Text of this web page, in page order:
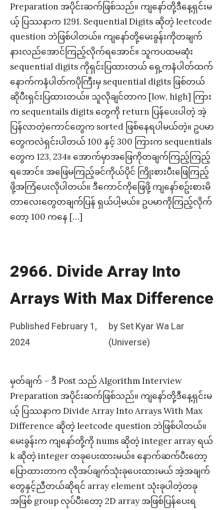
Preparation အပိုင်းဆက်ဖြစ်သည်။ ကျနော်တို့ဒီနေ့ရှင်းမ
ယ့် ပြဿနာက 1291. Sequential Digits ဆိုတဲ့ leetcode
question ဘဲဖြစ်ပါတယ်။ ကျနော်တို့မေးခွန်းကိုတချက်
နားလည်အောင်ကြည့်လိုက်ရအောင်။ သူကပထမဆုံး
sequential digits ကိုရှင်းပြထားတယ် ရှေ့ကနံပါတ်ထက်
နောက်ကနံပါတ်ကပိုကြီးမှ sequential digits ဖြစ်တယ်
ဆိုပီးရှင်းပြထားတယ်။ သူလိုချင်တာက [low, high] ကြား
က sequentails digits တွေကို return ပြန်ပေးပါတဲ့ အဲ့
ပြန်လာတဲ့ကောင်တွေက sorted ဖြစ်နေရပါမယ်တဲ့။ ဥပမာ
တွေကလဲရှင်းပါတယ် 100 နှင့် 300 ကြားက sequentials
တွေက 123, 234။ အောက်မှာအဖြေကိုတချက်ကြည့်ကြည့်
ရအောင်။ အဖြေမကြည့်ခင်ကိုယ်ပိုင် ကြိုးစားပီးဖြေကြည့်
ဖို့အကြံပေးလိုပါတယ်။ ဒီကောင်ကိုဖြေဖို့ ကျနော်စဥ်းစားမိ
တာလေးတွေတချက်ပြန် ရှယ်ပါ့မယ်။ ဥပမာကိုကြည့်လိုက်
တော့ 100 ကနေ […]
2966. Divide Array Into
Arrays With Max Difference
Posted
on
Published February 1,
2024
bySet Kyar Wa Lar
(Universe)
မှတ်ချက် – ဒီ Post သည် Algorithm Interview
Preparation အပိုင်းဆက်ဖြစ်သည်။ ကျနော်တို့ဒီနေ့ရှင်းမ
ယ့် ပြဿနာက Divide Array Into Arrays With Max
Difference ဆိုတဲ့ leetcode question ဘဲဖြစ်ပါတယ်။
မေးခွန်းက ကျနော်တို့ကို nums ဆိုတဲ့ integer array ရယ်
k ဆိုတဲ့ integer တခုပေးထားမယ်။ နောက်ဆက်ပီးတော့
ပြောထားတာက လိုအပ်ချက်သုံးခုပေးထားမယ် အဲ့အချက်
တွေနှင့်ညီတယ်ဆိုရင် array element သုံးခုပါတဲ့တခု
အဖြစ် group လုပ်ပီးတော့ 2D array အဖြစ်ပြန်ပေးရ